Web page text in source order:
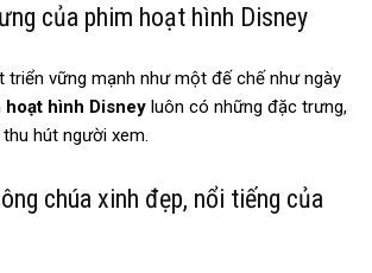
của phim hoạt hình Disney
triển vững mạnh như một đế chế như ngày
hoạt hình Disney luôn có những đặc trưng,
hút người xem.
chúa xinh đẹp, nổi tiếng của